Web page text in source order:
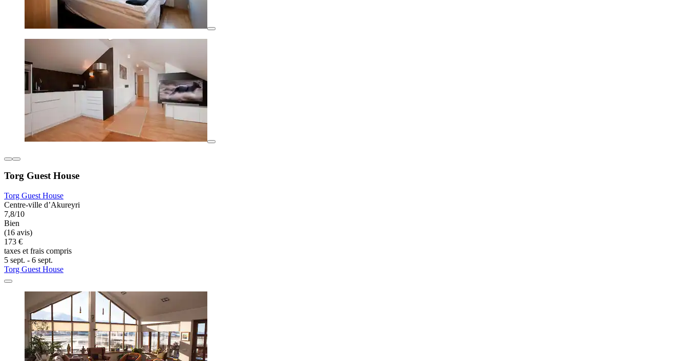
Torg Guest House
Torg Guest House
Centre-ville d’Akureyri
7,8/10
Bien
(16 avis)
173 €
taxes et frais compris
5 sept. - 6 sept.
Torg Guest House